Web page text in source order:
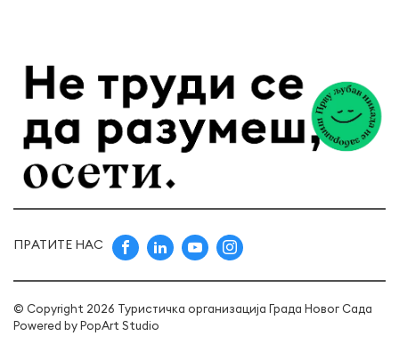
ПРАТИТЕ НАС
© Copyright 2026 Туристичка организација Града Новог Сада
Powered byPopArt Studio